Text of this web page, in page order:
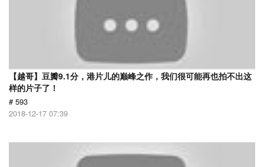
【越哥】豆瓣9.1分，港片儿的巅峰之作，我们很可能再也拍不出这
样的片子了！
# 593
2018-12-17 07:39